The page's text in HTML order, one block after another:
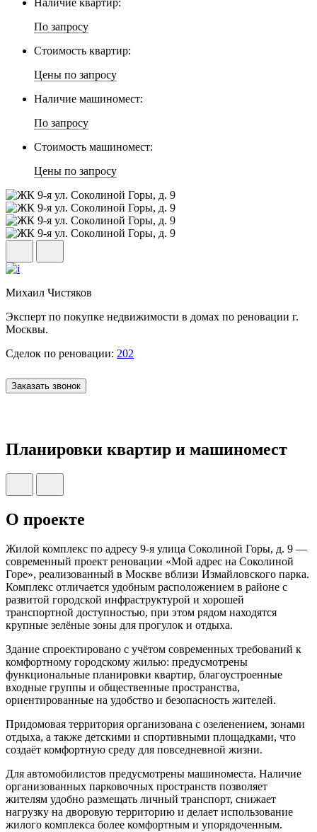
По запросу
Стоимость квартир:
Цены по запросу
Наличие машиномест:
По запросу
Стоимость машиномест:
Цены по запросу
Михаил Чистяков
Эксперт по покупке недвижимости в домах по реновации г.
Москвы.
Сделок по реновации: 202
Заказать звонок
Планировки квартир и машиномест
О проекте
Жилой комплекс по адресу 9-я улица Соколиной Горы, д. 9 —
современный проект реновации «Мой адрес на Соколиной
Горе», реализованный в Москве вблизи Измайловского парка.
Комплекс отличается удобным расположением в районе с
развитой городской инфраструктурой и хорошей
транспортной доступностью, при этом рядом находятся
крупные зелёные зоны для прогулок и отдыха.
Здание спроектировано с учётом современных требований к
комфортному городскому жилью: предусмотрены
функциональные планировки квартир, благоустроенные
входные группы и общественные пространства,
ориентированные на удобство и безопасность жителей.
Придомовая территория организована с озеленением, зонами
отдыха, а также детскими и спортивными площадками, что
создаёт комфортную среду для повседневной жизни.
Для автомобилистов предусмотрены машиноместа. Наличие
организованных парковочных пространств позволяет
жителям удобно размещать личный транспорт, снижает
нагрузку на дворовую территорию и делает использование
жилого комплекса более комфортным и упорядоченным.